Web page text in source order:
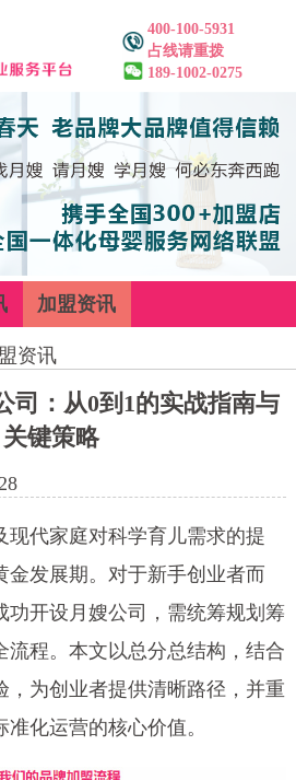
400-100-5931
占线请重拨
189-1002-0275
加盟资讯
资讯
司：从0到1的实战指南与
关键策略
现代家庭对科学育儿需求的提
金发展期。对于新手创业者而
功开设月嫂公司，需统筹规划筹
流程。本文以总分总结构，结合
，为创业者提供清晰路径，并重
化运营的核心价值。